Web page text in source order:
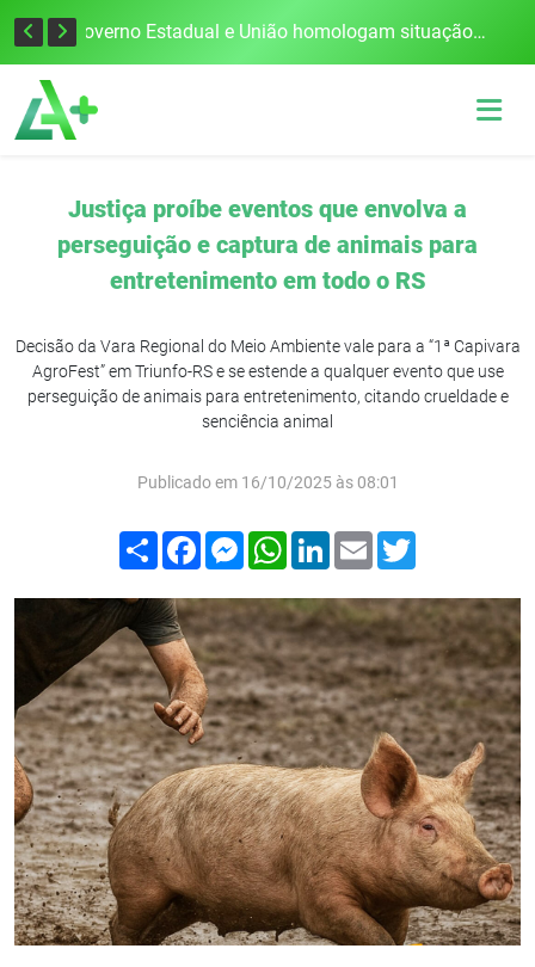
Defesa Civil alerta para risco de tornado e tempestades severas no RS entre esta quinta e sexta-feira Governo Estadual e União homologam situação de emergência em Frederico Westphalen após vendaval
Justiça proíbe eventos que envolva a
perseguição e captura de animais para
entretenimento em todo o RS
Decisão da Vara Regional do Meio Ambiente vale para a “1ª Capivara
AgroFest” em Triunfo-RS e se estende a qualquer evento que use
perseguição de animais para entretenimento, citando crueldade e
senciência animal
Publicado em 16/10/2025 às 08:01
Compartilhar
FacebookMessenger
WhatsApp
LinkedIn
Email